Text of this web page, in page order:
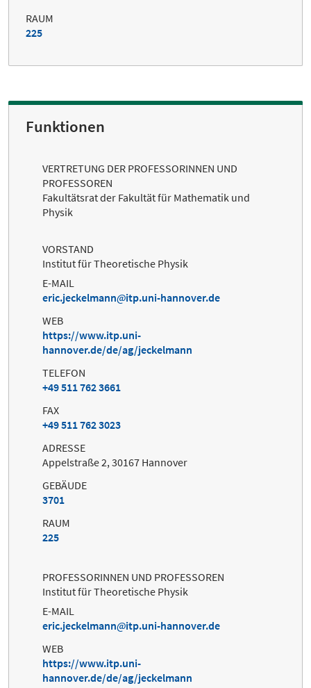
RAUM
225
Funktionen
VERTRETUNG DER PROFESSORINNEN UND
PROFESSOREN
Fakultätsrat der Fakultät für Mathematik und
Physik
VORSTAND
Institut für Theoretische Physik
E-MAIL
eric.jeckelmann
itp.uni-hannover.de
WEB
https://www.itp.uni-
hannover.de/de/ag/jeckelmann
TELEFON
+49 511 762 3661
FAX
+49 511 762 3023
ADRESSE
Appelstraße 2, 30167 Hannover
GEBÄUDE
3701
RAUM
225
PROFESSORINNEN UND PROFESSOREN
Institut für Theoretische Physik
E-MAIL
eric.jeckelmann
itp.uni-hannover.de
WEB
https://www.itp.uni-
hannover.de/de/ag/jeckelmann